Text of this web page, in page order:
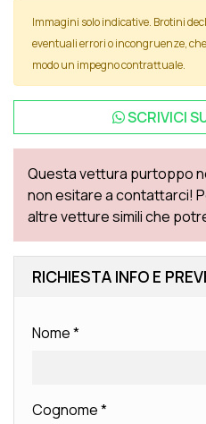
Immagini solo indicative. Brotini
eventuali errori o incongruenze,
modo un impegno contrattuale.
SCRIVICI
Questa vettura purtoppo
non esitare a contattarci!
altre vetture simili che
RICHIESTA INFO E
Nome*
Cognome*